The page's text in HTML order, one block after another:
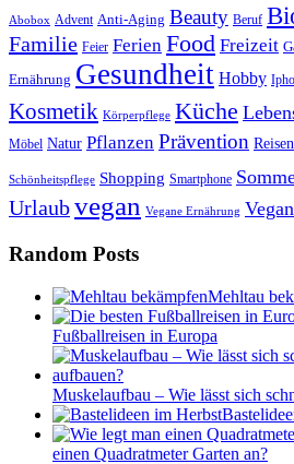
Abobox Advent Anti-Aging Beauty Beruf
Familie Feier Ferien Food Freizeit
Ernährung Gesundheit Hobby
Kosmetik Körperpflege Küche
Möbel Natur Pflanzen Prävention Reisen
Schönheitspflege Shopping Smartphone
Urlaubvegan Vegane Ernährung
Random Posts
Mehltau
Fußballreisen in Europa
Muskelaufbau – Wie lässt sich
einen Quadratmeter Garten an?